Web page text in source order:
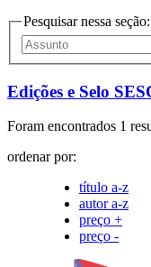
Pesquisar nessa seção:
Edições e Selo
Foram encontrados 1
ordenar por:
título a-z
autor a-z
preço +
preço -